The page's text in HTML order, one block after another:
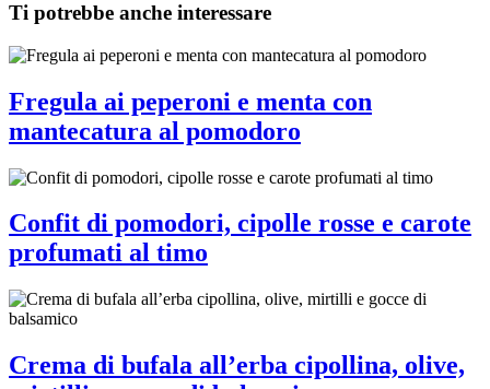
Ti potrebbe anche interessare
Fregula ai peperoni e menta con
mantecatura al pomodoro
Confit di pomodori, cipolle rosse e carote
profumati al timo
Crema di bufala all’erba cipollina, olive,